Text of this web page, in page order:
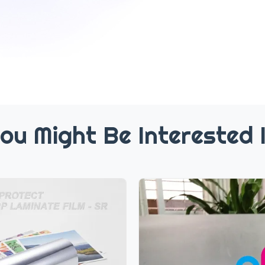
Might Be Interested